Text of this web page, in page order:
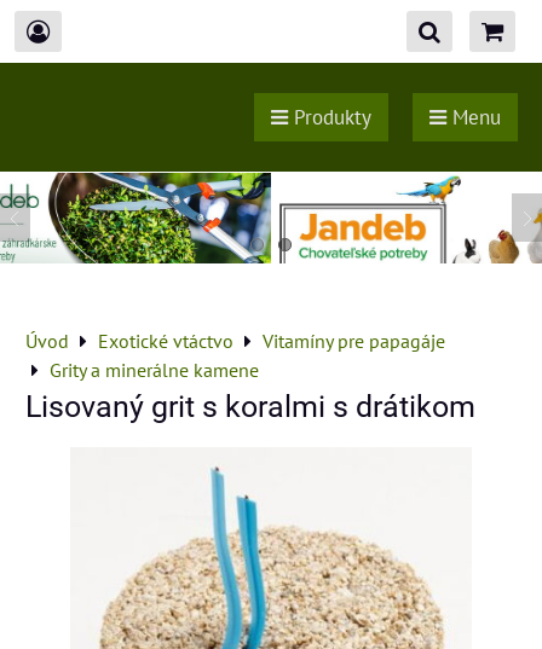
Produkty Menu
Úvod Exotické vtáctvo
Vitamíny pre papagáje
Grity a minerálne kamene
Lisovaný grit s koralmi s drátikom